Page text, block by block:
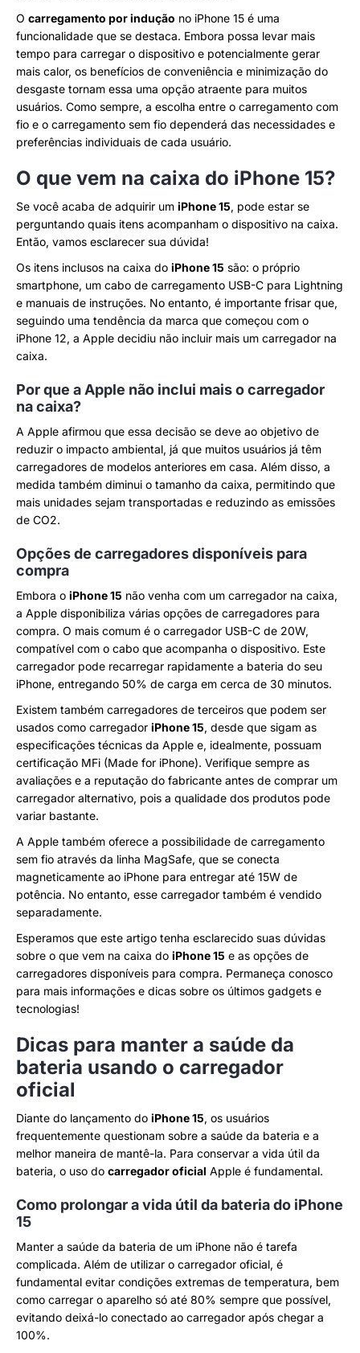
O carregamento por indução no iPhone 15 é uma
funcionalidade que se destaca. Embora possa levar mais
tempo para carregar o dispositivo e potencialmente gerar
mais calor, os benefícios de conveniência e minimização do
desgaste tornam essa uma opção atraente para muitos
usuários. Como sempre, a escolha entre o carregamento com
fio e o carregamento sem fio dependerá das necessidades e
preferências individuais de cada usuário.
O que vem na caixa do iPhone 15?
Se você acaba de adquirir um iPhone 15, pode estar se
perguntando quais itens acompanham o dispositivo na caixa.
Então, vamos esclarecer sua dúvida!
Os itens inclusos na caixa do iPhone 15 são: o próprio
smartphone, um cabo de carregamento USB-C para Lightning
e manuais de instruções. No entanto, é importante frisar que,
seguindo uma tendência da marca que começou com o
iPhone 12, a Apple decidiu não incluir mais um carregador na
caixa.
Por que a Apple não inclui mais o carregador
na caixa?
A Apple afirmou que essa decisão se deve ao objetivo de
reduzir o impacto ambiental, já que muitos usuários já têm
carregadores de modelos anteriores em casa. Além disso, a
medida também diminui o tamanho da caixa, permitindo que
mais unidades sejam transportadas e reduzindo as emissões
de CO2.
Opções de carregadores disponíveis para
compra
Embora o iPhone 15 não venha com um carregador na caixa,
a Apple disponibiliza várias opções de carregadores para
compra. O mais comum é o carregador USB-C de 20W,
compatível com o cabo que acompanha o dispositivo. Este
carregador pode recarregar rapidamente a bateria do seu
iPhone, entregando 50% de carga em cerca de 30 minutos.
Existem também carregadores de terceiros que podem ser
usados como carregador iPhone 15, desde que sigam as
especificações técnicas da Apple e, idealmente, possuam
certificação MFi (Made for iPhone). Verifique sempre as
avaliações e a reputação do fabricante antes de comprar um
carregador alternativo, pois a qualidade dos produtos pode
variar bastante.
A Apple também oferece a possibilidade de carregamento
sem fio através da linha MagSafe, que se conecta
magneticamente ao iPhone para entregar até 15W de
potência. No entanto, esse carregador também é vendido
separadamente.
Esperamos que este artigo tenha esclarecido suas dúvidas
sobre o que vem na caixa do iPhone 15 e as opções de
carregadores disponíveis para compra. Permaneça conosco
para mais informações e dicas sobre os últimos gadgets e
tecnologias!
Dicas para manter a saúde da
bateria usando o carregador
oficial
Diante do lançamento do iPhone 15, os usuários
frequentemente questionam sobre a saúde da bateria e a
melhor maneira de mantê-la. Para conservar a vida útil da
bateria, o uso do carregador oficial Apple é fundamental.
Como prolongar a vida útil da bateria do iPhone
15
Manter a saúde da bateria de um iPhone não é tarefa
complicada. Além de utilizar o carregador oficial, é
fundamental evitar condições extremas de temperatura, bem
como carregar o aparelho só até 80% sempre que possível,
evitando deixá-lo conectado ao carregador após chegar a
100%.